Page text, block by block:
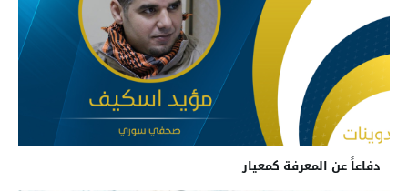
دفاعاً عن المعرفة كمعيار